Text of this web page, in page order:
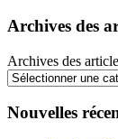
Archives des
Archives des
Nouvelles